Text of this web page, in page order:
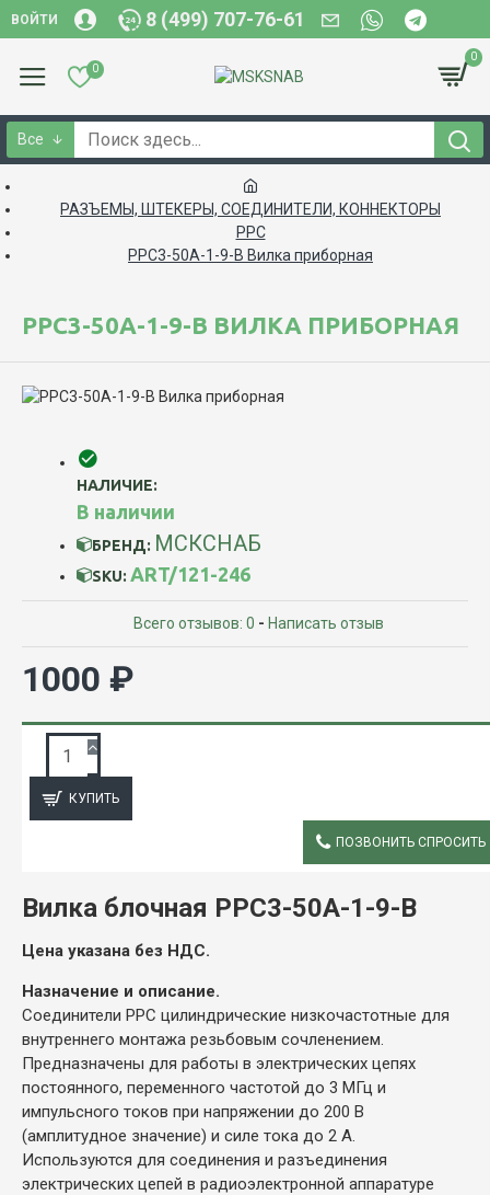
ВОЙТИ 8 (499) 707-76-61
0
0
Все
РАЗЪЕМЫ, ШТЕКЕРЫ, СОЕДИНИТЕЛИ, КОННЕКТОРЫ
РРС
РРС3-50А-1-9-В Вилка приборная
РРС3-50А-1-9-В ВИЛКА ПРИБОРНАЯ
НАЛИЧИЕ:
В наличии
БРЕНД: МСКСНАБ
SKU: ART/121-246
Всего отзывов: 0 - Написать отзыв
1000 ₽
КУПИТЬ
ПОЗВОНИТЬ СПРОСИТЬ
Вилка блочная РРС3-50А-1-9-В
Цена указана без НДС.
Назначение и описание.
Соединители РРС цилиндрические низкочастотные для
внутреннего монтажа резьбовым сочленением.
Предназначены для работы в электрических цепях
постоянного, переменного частотой до 3 МГц и
импульсного токов при напряжении до 200 В
(амплитудное значение) и силе тока до 2 А.
Используются для соединения и разъединения
электрических цепей в радиоэлектронной аппаратуре